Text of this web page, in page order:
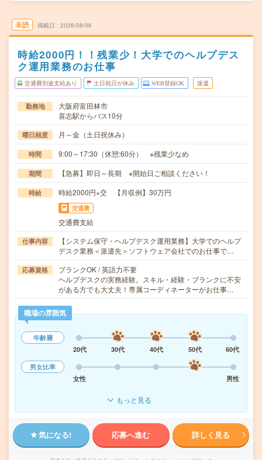
未読 掲載日 2026/08/06
時給2000円！！残業少！大学でのヘルプデス
ク運用業務のお仕事
交通費別途支給あり 土日祝日が休み WEB登録OK 派遣
勤務地
大阪府富田林市
喜志駅からバス10分
曜日頻度 月～金（土日祝休み）
時間 9:00～17:30（休憩:60分） ※残業少なめ
期間 【急募】即日～長期 ※開始日ご相談ください！
時給 時給2000円+交 【月収例】30万円
交通費
交通費支給
仕事内容
【システム保守・ヘルプデスク運用業務】大学でのヘルプ
デスク業務＜派遣先＞ソフトウェア会社でのお仕事で…
応募資格
ブランクOK / 英語力不要
ヘルプデスクの実務経験。スキル・経験・ブランクに不安
がある方でも大丈夫！専属コーディネーターがお仕事…
職場の雰囲気
年齢層
20代
30代 40代 50代
60代
男女比率
女性
男性
もっと見る
気になる! 応募へ進む 詳しく見る